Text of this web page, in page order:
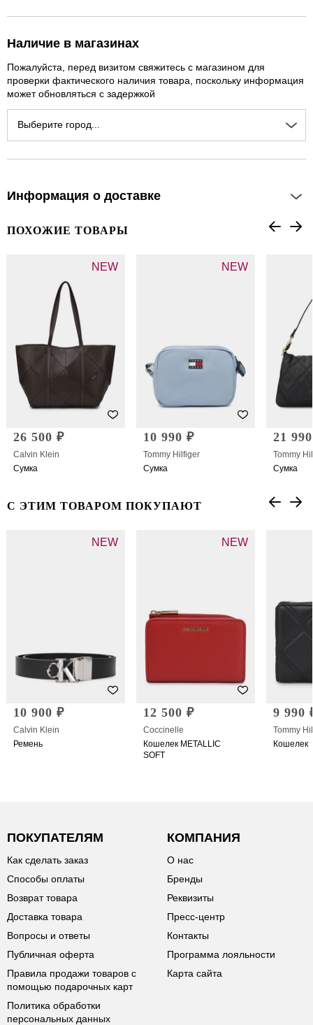
Наличие в магазинах
Пожалуйста, перед визитом свяжитесь с магазином для
проверки фактического наличия товара, поскольку информация
может обновляться с задержкой
Выберите город...
Информация о доставке
ПОХОЖИЕ ТОВАРЫ
NEW
26 500 ₽
Calvin Klein
Сумка
NEW
10 990 ₽
Tommy Hilfiger
Сумка
21
Tommy
Сумка
С ЭТИМ ТОВАРОМ ПОКУПАЮТ
NEW
10 900 ₽
Calvin Klein
Ремень
NEW
12 500 ₽
Coccinelle
Кошелек METALLIC
SOFT
9 990
Tommy
Кошелек
ПОКУПАТЕЛЯМ
Как сделать заказ
Способы оплаты
Возврат товара
Доставка товара
Вопросы и ответы
Публичная оферта
Правила продажи товаров с
помощью подарочных карт
Политика обработки
персональных данных
КОМПАНИЯ
О нас
Бренды
Реквизиты
Пресс-центр
Контакты
Программа лояльности
Карта сайта